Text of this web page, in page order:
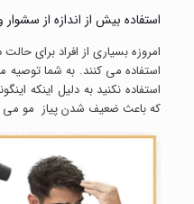
استفاده بیش از اندازه از سشوار
امروزه بسیاری از افراد برای
استفاده می کنند. به شما
استفاده نکنید به دلیل اینکه
که باعث ضعیف شدن پیاز مو